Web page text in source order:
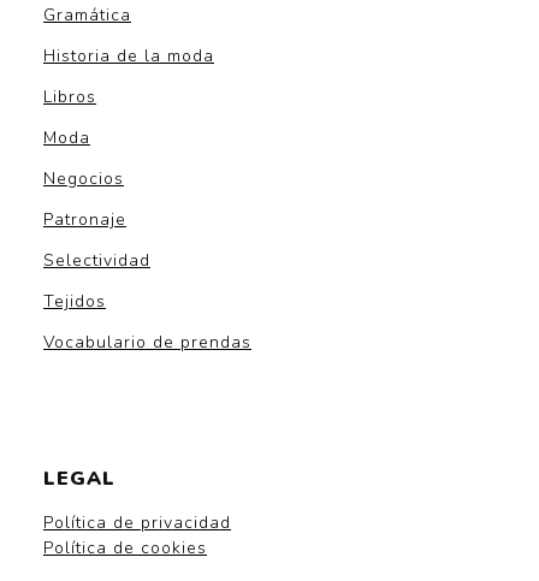
Gramática
Historia de la moda
Libros
Moda
Negocios
Patronaje
Selectividad
Tejidos
Vocabulario de prendas
LEGAL
Política de privacidad
Política de cookies